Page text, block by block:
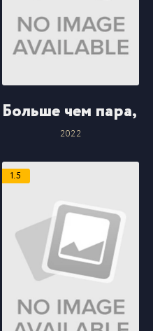
Лок
Больше чем пара,
2022
1.5